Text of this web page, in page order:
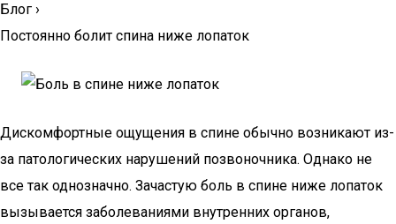
Блог ›
Постоянно болит спина ниже лопаток
Дискомфортные ощущения в спине обычно возникают из-
за патологических нарушений позвоночника. Однако не
все так однозначно. Зачастую боль в спине ниже лопаток
вызывается заболеваниями внутренних органов,